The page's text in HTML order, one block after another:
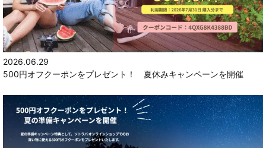
2026.06.29
500円オフクーポンをプレゼント！ 夏休みキャンペーンを開催